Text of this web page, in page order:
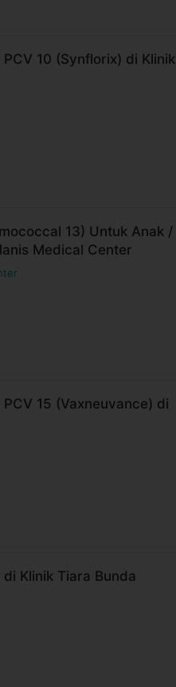
10 (Synflorix) di Klinik
13) Untuk Anak /
Medical Center
15 (Vaxneuvance) di
Klinik Tiara Bunda